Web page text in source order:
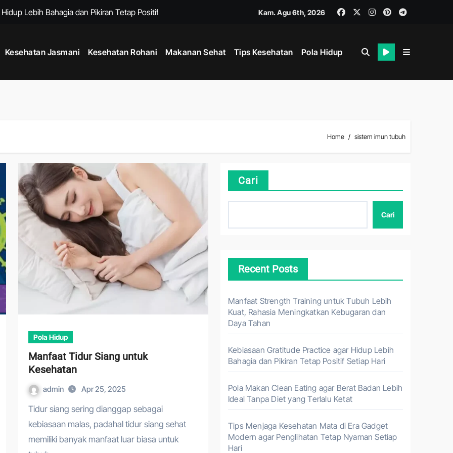
Lebih Bahagia dan Pikiran Tetap Positif Setiap Hari
Gadget Modern agar Penglihatan Tetap Nyaman Setiap Hari
Pencernaan Tetap Sehat dan Nyaman Setiap Hari
Kebiasaan Sehat yang Mudah Dilakukan Setiap Hari
Jantung Tetap Sehat di Era Aktivitas Serba Digital
Lebih Kuat, Rahasia Meningkatkan Kebugaran dan Daya Tahan
Kam. Agu 6th, 2026
Kesehatan Jasmani Kesehatan Rohani Makanan Sehat Tips Kesehatan Pola Hidup
Home sistem imun tubuh
Pola Hidup
Manfaat Tidur Siang untuk
Kesehatan
admin Apr 25, 2025
Tidur siang sering dianggap sebagai
kebiasaan malas, padahal tidur siang sehat
memiliki banyak manfaat luar biasa untuk
Cari
Cari
Recent Posts
Manfaat Strength Training untuk Tubuh Lebih
Kuat, Rahasia Meningkatkan Kebugaran dan
Daya Tahan
Kebiasaan Gratitude Practice agar Hidup Lebih
Bahagia dan Pikiran Tetap Positif Setiap Hari
Pola Makan Clean Eating agar Berat Badan Lebih
Ideal Tanpa Diet yang Terlalu Ketat
Tips Menjaga Kesehatan Mata di Era Gadget
Modern agar Penglihatan Tetap Nyaman Setiap
Hari